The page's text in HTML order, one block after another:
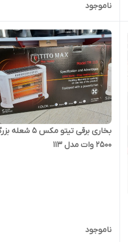
ناموجود
بخاری برقی تیتو مکس ۵
۲۵۰۰ وات مدل ۱۱۳
ناموجود